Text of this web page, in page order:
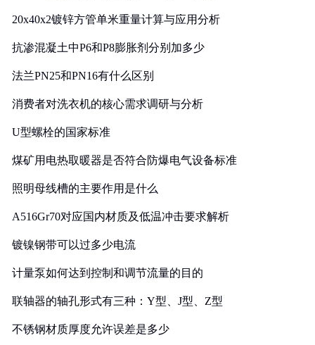
20x40x2镀锌方管单米重量计算与应用分析
抗渗混凝土中P6和P8膨胀剂分别加多少
法兰PN25和PN16有什么区别
消费者对洗衣机的核心需求调研与分析
U型螺栓的国家标准
煤矿用电热取暖器是否符合防爆电气设备标准
照明母线槽的主要作用是什么
A516Gr70对应国内材质及低温冲击要求解析
镀镍钢带可以过多少电流
计量泵如何达到控制和调节流量的目的
联轴器的轴孔形式有三种：Y型、J型、Z型
不锈钢材质厚度允许误差是多少